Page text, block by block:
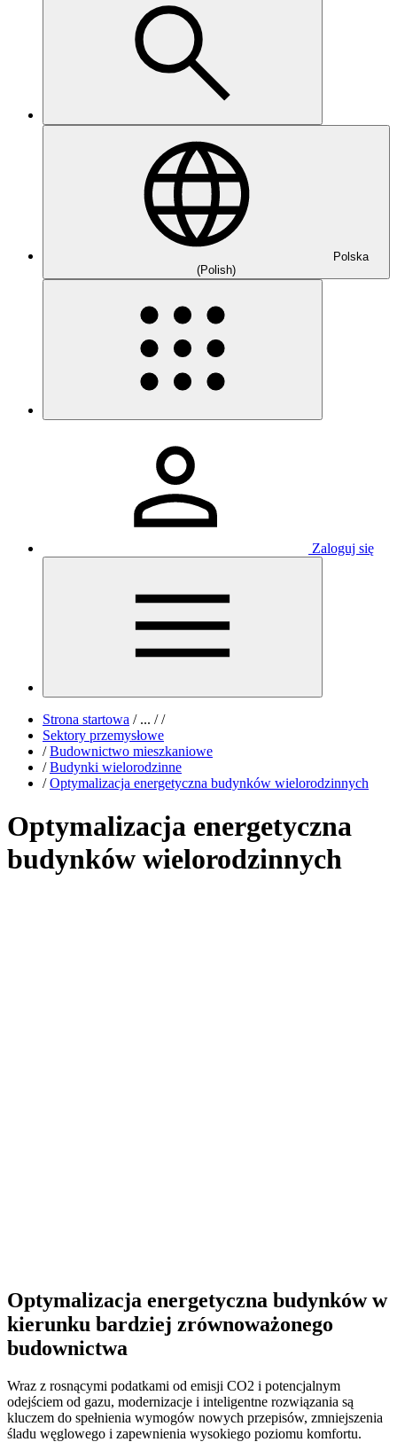
Polska
(Polish)
Zaloguj się
Strona startowa /... / /
Sektory przemysłowe
/ Budownictwo mieszkaniowe
/ Budynki wielorodzinne
/ Optymalizacja energetyczna budynków wielorodzinnych
Optymalizacja energetyczna
budynków wielorodzinnych
Optymalizacja energetyczna budynków w
kierunku bardziej zrównoważonego
budownictwa
Wraz z rosnącymi podatkami od emisji CO2 i potencjalnym
odejściem od gazu, modernizacje i inteligentne rozwiązania są
kluczem do spełnienia wymogów nowych przepisów, zmniejszenia
śladu węglowego i zapewnienia wysokiego poziomu komfortu.